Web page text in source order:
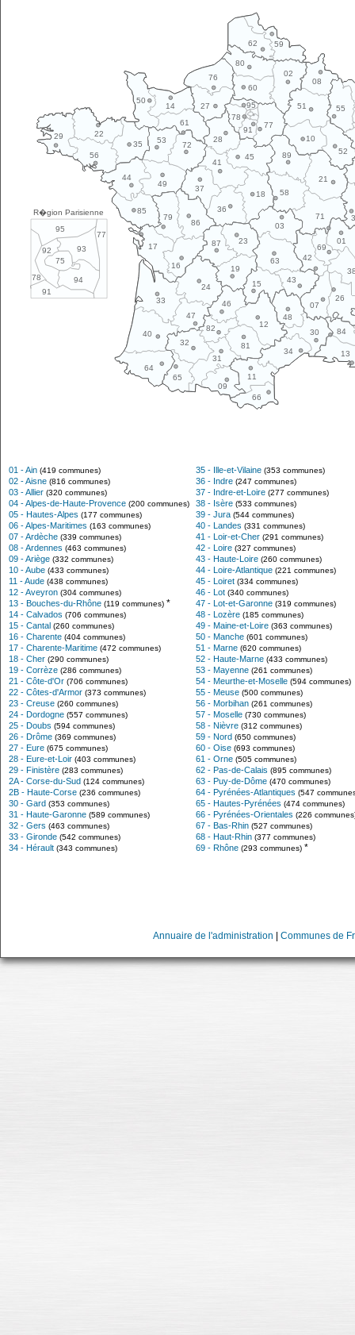
R�gion Parisienne
77
78
91
95
93
75
94
92
10
11
12
13
14
15
16
17
18
19
21
22
23
24
26
27
28
29
30
31
32
33
34
35
36
37
40
41
42
43
44
45
46
47
48
49
50
51
52
53
55
56
58
59
60
61
62
63
64
65
66
69
01
02
03
07
08
09
71
72
76
77
78
79
80
81
82 84
85
86
87
89
91
95
01 - Ain (419 communes)
02 - Aisne (816 communes)
03 - Allier (320 communes)
04 - Alpes-de-Haute-Provence (200 communes)
05 - Hautes-Alpes (177 communes)
06 - Alpes-Maritimes (163 communes)
07 - Ardèche (339 communes)
08 - Ardennes (463 communes)
09 - Ariège (332 communes)
10 - Aube (433 communes)
11 - Aude (438 communes)
12 - Aveyron (304 communes)
13 - Bouches-du-Rhône (119 communes) *
14 - Calvados (706 communes)
15 - Cantal (260 communes)
16 - Charente (404 communes)
17 - Charente-Maritime (472 communes)
18 - Cher (290 communes)
19 - Corrèze (286 communes)
21 - Côte-d'Or (706 communes)
22 - Côtes-d'Armor (373 communes)
23 - Creuse (260 communes)
24 - Dordogne (557 communes)
25 - Doubs (594 communes)
26 - Drôme (369 communes)
27 - Eure (675 communes)
28 - Eure-et-Loir (403 communes)
29 - Finistère (283 communes)
2A - Corse-du-Sud (124 communes)
2B - Haute-Corse (236 communes)
30 - Gard (353 communes)
31 - Haute-Garonne (589 communes)
32 - Gers (463 communes)
33 - Gironde (542 communes)
34 - Hérault (343 communes)
35 - Ille-et-Vilaine (353 communes)
36 - Indre (247 communes)
37 - Indre-et-Loire (277 communes)
38 - Isère (533 communes)
39 - Jura (544 communes)
40 - Landes (331 communes)
41 - Loir-et-Cher (291 communes)
42 - Loire (327 communes)
43 - Haute-Loire (260 communes)
44 - Loire-Atlantique (221 communes)
45 - Loiret (334 communes)
46 - Lot (340 communes)
47 - Lot-et-Garonne (319 communes)
48 - Lozère (185 communes)
49 - Maine-et-Loire (363 communes)
50 - Manche (601 communes)
51 - Marne (620 communes)
52 - Haute-Marne (433 communes)
53 - Mayenne (261 communes)
54 - Meurthe-et-Moselle (594 communes)
55 - Meuse (500 communes)
56 - Morbihan (261 communes)
57 - Moselle (730 communes)
58 - Nièvre (312 communes)
59 - Nord (650 communes)
60 - Oise (693 communes)
61 - Orne (505 communes)
62 - Pas-de-Calais (895 communes)
63 - Puy-de-Dôme (470 communes)
64 - Pyrénées-Atlantiques (547
65 - Hautes-Pyrénées (474 communes)
66 - Pyrénées-Orientales (226
67 - Bas-Rhin (527 communes)
68 - Haut-Rhin (377 communes)
69 - Rhône (293 communes) *
Annuaire de l'administration Communes de